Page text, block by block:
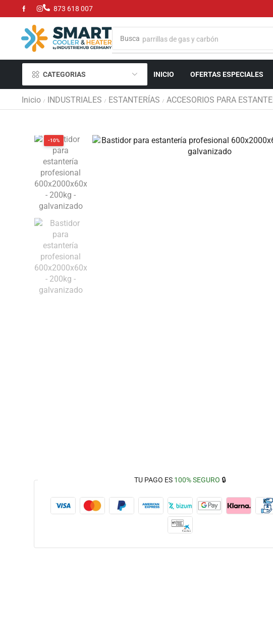
873 618 007
Busca parrillas de gas y carbón
CATEGORIAS INICIO OFERTAS ESPECIALES
Inicio / INDUSTRIALES / ESTANTERÍAS / ACCESORIOS PARA
-10%
TU PAGO ES 100% SEGURO 🔒